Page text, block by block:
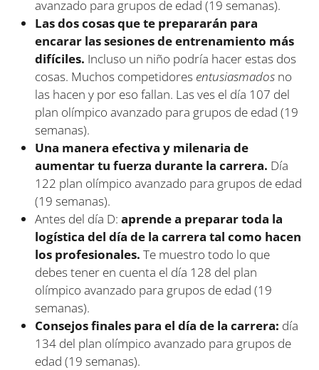
avanzado para grupos de edad (19 semanas).
Las dos cosas que te prepararán para
encarar las sesiones de entrenamiento más
difíciles. Incluso un niño podría hacer estas dos
cosas. Muchos competidores entusiasmados no
las hacen y por eso fallan. Las ves el día 107 del
plan olímpico avanzado para grupos de edad (19
semanas).
Una manera efectiva y milenaria de
aumentar tu fuerza durante la carrera. Día
122 plan olímpico avanzado para grupos de edad
(19 semanas).
Antes del día D:aprende a preparar toda la
logística del día de la carrera tal como hacen
los profesionales. Te muestro todo lo que
debes tener en cuenta el día 128 del plan
olímpico avanzado para grupos de edad (19
semanas).
Consejos finales para el día de la carrera: día
134 del plan olímpico avanzado para grupos de
edad (19 semanas).